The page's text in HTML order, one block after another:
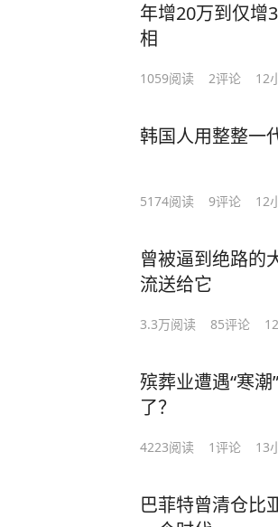
年增20万到仅增
相
1059阅读 2评论 12
韩国人用整整一
5174阅读 9评论 12
曾被逼到绝路的
流送给它
3.3万阅读 85评论
殡葬业遭遇“寒
了？
4223阅读 1评论 13
巴菲特曾清仓比